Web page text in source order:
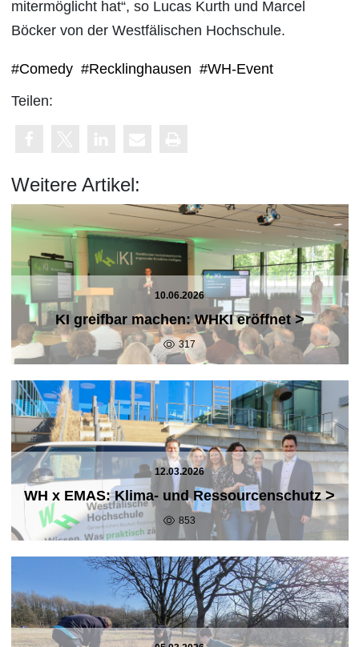
mitermöglicht hat“, so Lucas Kurth und Marcel
Böcker von der Westfälischen Hochschule.
#Comedy #Recklinghausen #WH-Event
Teilen:
Weitere Artikel:
10.06.2026
KI greifbar machen: WHKI eröffnet>
317
12.03.2026
WH x EMAS: Klima- und Ressourcenschutz>
853